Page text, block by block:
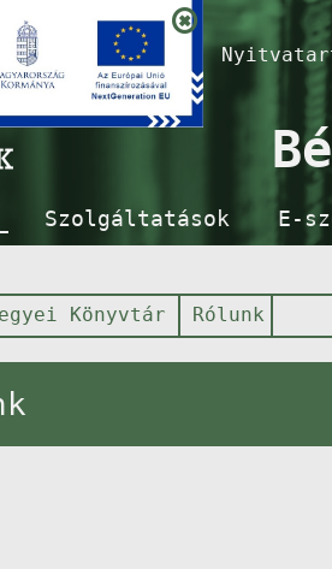
Szolgáltatások E-
Könyvtár Rólunk